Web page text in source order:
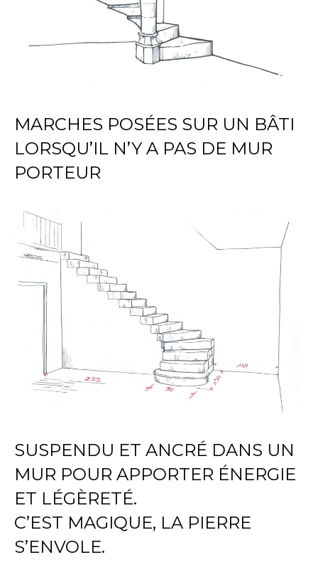
MARCHES POSÉES SUR UN BÂTI
LORSQU’IL N’Y A PAS DE MUR
PORTEUR
SUSPENDU ET ANCRÉ DANS UN
MUR POUR APPORTER ÉNERGIE
ET LÉGÈRETÉ.
C’EST MAGIQUE, LA PIERRE
S’ENVOLE.